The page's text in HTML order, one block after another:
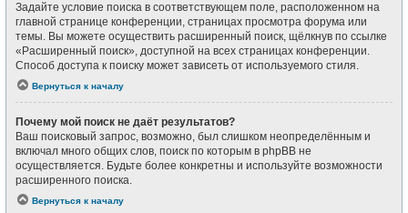
Задайте условие поиска в соответствующем поле, расположенном на
главной странице конференции, страницах просмотра форума или
темы. Вы можете осуществить расширенный поиск, щёлкнув по ссылке
«Расширенный поиск», доступной на всех страницах конференции.
Способ доступа к поиску может зависеть от используемого стиля.
Вернуться к началу
Почему мой поиск не даёт результатов?
Ваш поисковый запрос, возможно, был слишком неопределённым и
включал много общих слов, поиск по которым в phpBB не
осуществляется. Будьте более конкретны и используйте возможности
расширенного поиска.
Вернуться к началу